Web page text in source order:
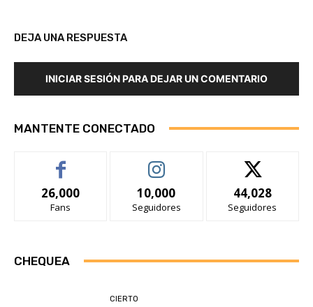
DEJA UNA RESPUESTA
INICIAR SESIÓN PARA DEJAR UN COMENTARIO
MANTENTE CONECTADO
26,000
Fans
10,000
Seguidores
44,028
Seguidores
CHEQUEA
CIERTO